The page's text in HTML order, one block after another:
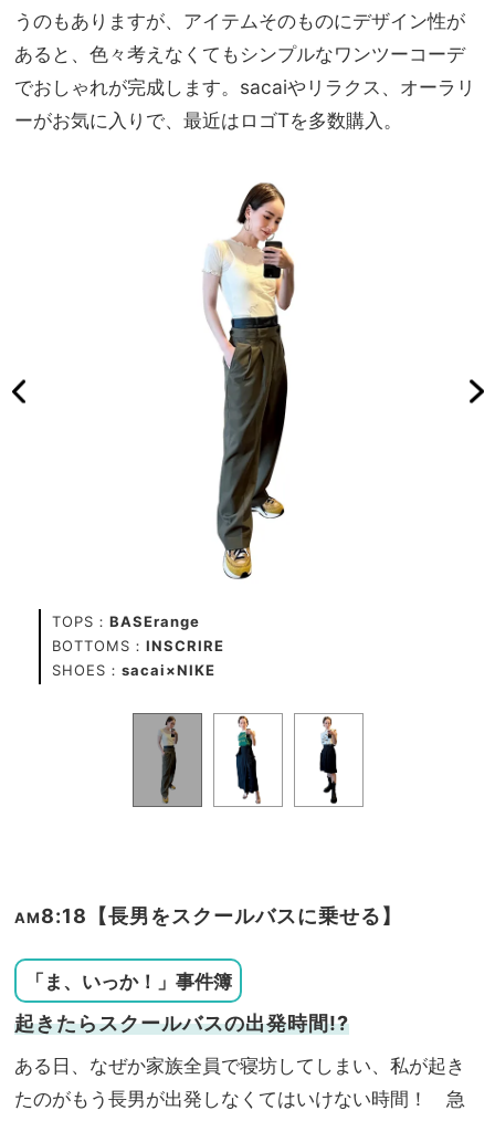
うのもありますが、アイテムそのものにデザイン性が
あると、色々考えなくてもシンプルなワンツーコーデ
でおしゃれが完成します。sacaiやリラクス、オーラリ
ーがお気に入りで、最近はロゴTを多数購入。
TOPS： BASErange
BOTTOMS： INSCRIRE
SHOES： sacai×NIKE
AM8:18【長男をスクールバスに乗せる】
「ま、いっか！」事件簿
起きたらスクールバスの出発時間!?
ある日、なぜか家族全員で寝坊してしまい、私が起き
たのがもう長男が出発しなくてはいけない時間！ 急